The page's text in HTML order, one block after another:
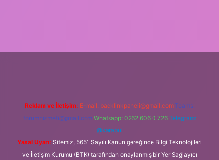
Reklam ve İletişim: E-mail: backlinkpaneli@gmail.com Teams:
forumhizmeti@gmail.com Whatsapp: 0262 606 0 726 Telegram:
@karabul
Yasal Uyarı: Sitemiz, 5651 Sayılı Kanun gereğince Bilgi Teknolojileri
ve İletişim Kurumu (BTK) tarafından onaylanmış bir Yer Sağlayıcı